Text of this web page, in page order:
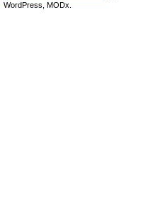
WordPress, MODx.